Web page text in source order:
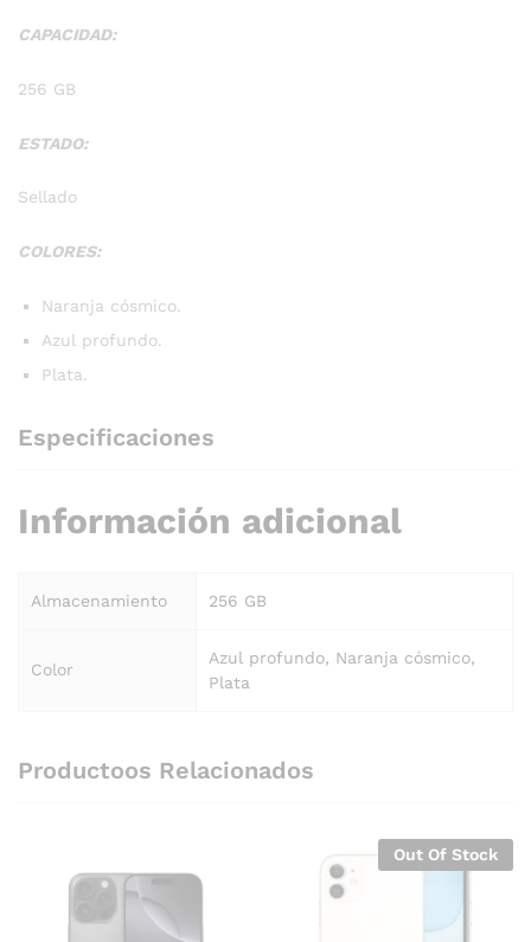
CAPACIDAD:
256 GB
ESTADO:
Sellado
COLORES:
Naranja cósmico.
Azul profundo.
Plata.
Especificaciones
Información adicional
Almacenamiento 256 GB
Color
Azul profundo, Naranja cósmico,
Plata
Productoos Relacionados
Out Of Stock